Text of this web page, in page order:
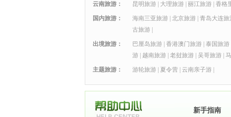
云南旅游： 昆明旅游 大理旅游 丽江旅游 香格
国内旅游： 海南三亚旅游 北京旅游 青岛大连旅
古旅游
出境旅游： 巴厘岛旅游 香港澳门旅游 泰国旅游
游
越南旅游 老挝旅游 吴哥旅游
主题旅游： 游轮旅游 夏令营 云南亲子游
新手指南